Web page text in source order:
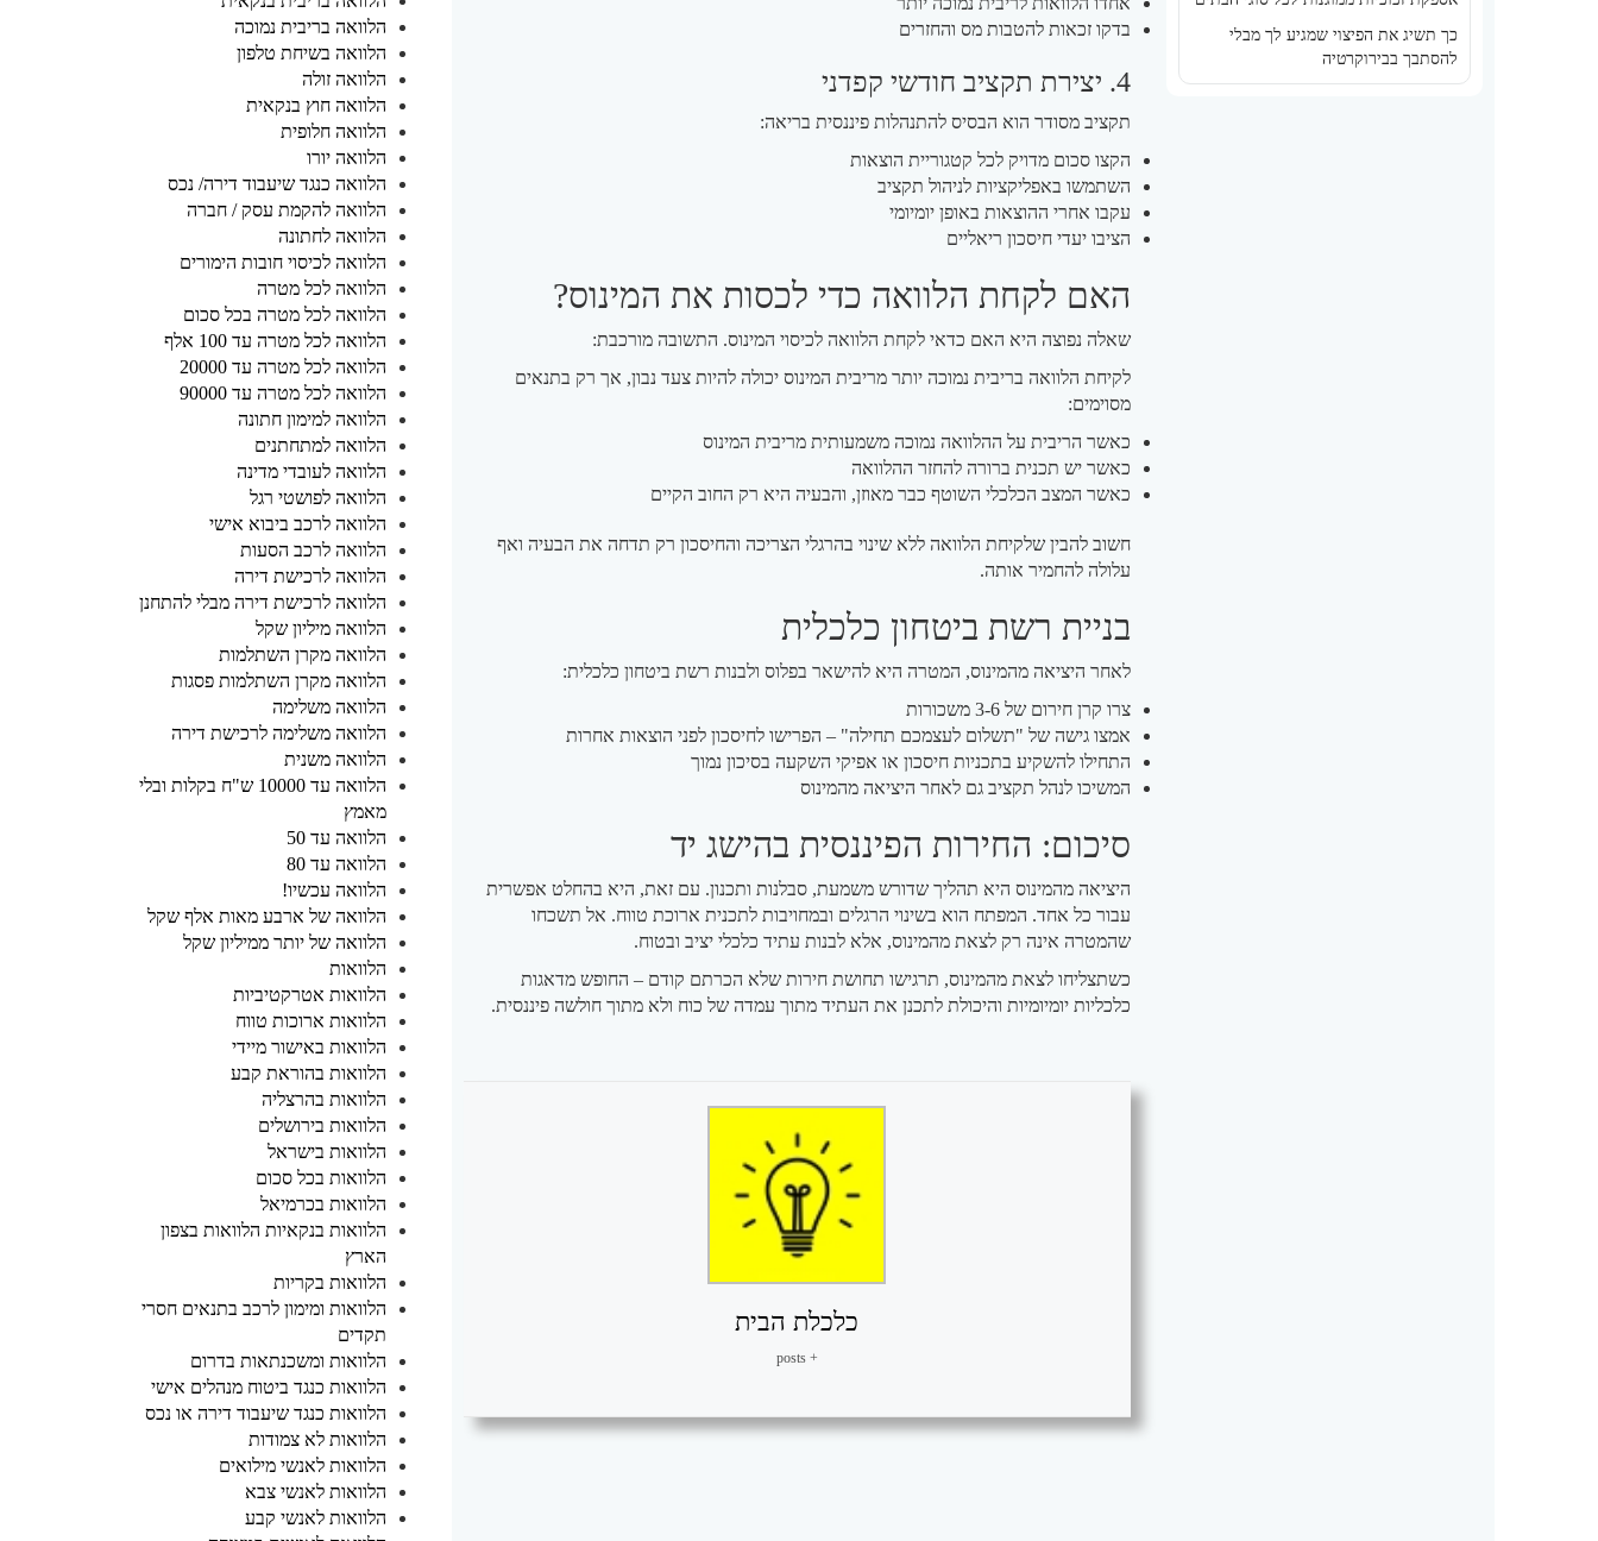
בדקו זכאות להטבות מס והחזרים
4. יצירת תקציב חודשי קפדני
תקציב מסודר הוא הבסיס להתנהלות פיננסית בריאה:
הקצו סכום מדויק לכל קטגוריית הוצאות
השתמשו באפליקציות לניהול תקציב
עקבו אחרי ההוצאות באופן יומיומי
הציבו יעדי חיסכון ריאליים
האם לקחת הלוואה כדי לכסות את המינוס?
שאלה נפוצה היא האם כדאי לקחת הלוואה לכיסוי המינוס. התשובה מורכבת:
לקיחת הלוואה בריבית נמוכה יותר מריבית המינוס יכולה להיות צעד נבון, אך רק בתנאים
מסוימים:
כאשר הריבית על ההלוואה נמוכה משמעותית מריבית המינוס
כאשר יש תכנית ברורה להחזר ההלוואה
כאשר המצב הכלכלי השוטף כבר מאוזן, והבעיה היא רק החוב הקיים
חשוב להבין שלקיחת הלוואה ללא שינוי בהרגלי הצריכה והחיסכון רק תדחה את הבעיה ואף
עלולה להחמיר אותה.
בניית רשת ביטחון כלכלית
לאחר היציאה מהמינוס, המטרה היא להישאר בפלוס ולבנות רשת ביטחון כלכלית:
צרו קרן חירום של 3-6 משכורות
אמצו גישה של "תשלום לעצמכם תחילה" – הפרישו לחיסכון לפני הוצאות אחרות
התחילו להשקיע בתכניות חיסכון או אפיקי השקעה בסיכון נמוך
המשיכו לנהל תקציב גם לאחר היציאה מהמינוס
סיכום: החירות הפיננסית בהישג יד
היציאה מהמינוס היא תהליך שדורש משמעת, סבלנות ותכנון. עם זאת, היא בהחלט אפשרית
עבור כל אחד. המפתח הוא בשינוי הרגלים ובמחויבות לתכנית ארוכת טווח. אל תשכחו
שהמטרה אינה רק לצאת מהמינוס, אלא לבנות עתיד כלכלי יציב ובטוח.
כשתצליחו לצאת מהמינוס, תרגישו תחושת חירות שלא הכרתם קודם – החופש מדאגות
כלכליות יומיומיות והיכולת לתכנן את העתיד מתוך עמדה של כוח ולא מתוך חולשה פיננסית.
כלכלת הבית
+ posts
כך תשיג את הפיצוי שמגיע לך מבלי
להסתבך בבירוקרטיה
הלוואה בריבית נמוכה
הלוואה בשיחת טלפון
הלוואה זולה
הלוואה חוץ בנקאית
הלוואה חלופית
הלוואה יורו
הלוואה כנגד שיעבוד דירה/ נכס
הלוואה להקמת עסק / חברה
הלוואה לחתונה
הלוואה לכיסוי חובות הימורים
הלוואה לכל מטרה
הלוואה לכל מטרה בכל סכום
הלוואה לכל מטרה עד 100 אלף
הלוואה לכל מטרה עד 20000
הלוואה לכל מטרה עד 90000
הלוואה למימון חתונה
הלוואה למתחתנים
הלוואה לעובדי מדינה
הלוואה לפושטי רגל
הלוואה לרכב ביבוא אישי
הלוואה לרכב הסעות
הלוואה לרכישת דירה
הלוואה לרכישת דירה מבלי להתחנן
הלוואה מיליון שקל
הלוואה מקרן השתלמות
הלוואה מקרן השתלמות פסגות
הלוואה משלימה
הלוואה משלימה לרכישת דירה
הלוואה משנית
הלוואה עד 10000 ש"ח בקלות ובלי
מאמץ
הלוואה עד 50
הלוואה עד 80
הלוואה עכשיו!
הלוואה של ארבע מאות אלף שקל
הלוואה של יותר ממיליון שקל
הלוואות
הלוואות אטרקטיביות
הלוואות ארוכות טווח
הלוואות באישור מיידי
הלוואות בהוראת קבע
הלוואות בהרצליה
הלוואות בירושלים
הלוואות בישראל
הלוואות בכל סכום
הלוואות בכרמיאל
הלוואות בנקאיות הלוואות בצפון
הארץ
הלוואות בקריות
הלוואות ומימון לרכב בתנאים חסרי
תקדים
הלוואות ומשכנתאות בדרום
הלוואות כנגד ביטוח מנהלים אישי
הלוואות כנגד שיעבוד דירה או נכס
הלוואות לא צמודות
הלוואות לאנשי מילואים
הלוואות לאנשי צבא
הלוואות לאנשי קבע